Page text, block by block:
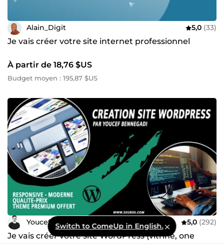
Alain_Digit 5,0 (33)
Je vais créer votre site internet professionnel
À partir de 18,76 $US
Budget moyen : 195,87 $US
Youcef_web 5,0 (292)
Je vais créer votre site WordPress (vitrine, one
Switch to ComeUp in English.